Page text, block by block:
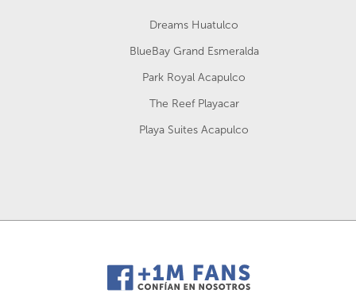
Dreams Huatulco
BlueBay Grand Esmeralda
Park Royal Acapulco
The Reef Playacar
Playa Suites Acapulco